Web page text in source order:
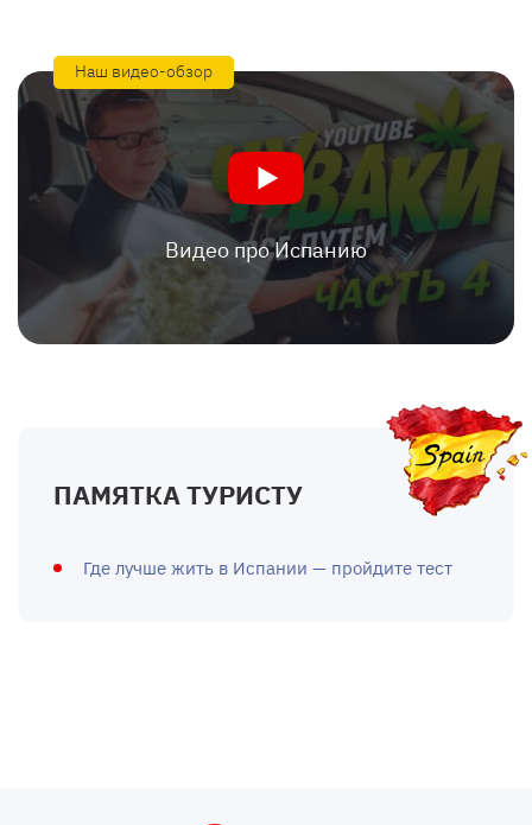
Наш видео-обзор
Видео про Испанию
ПАМЯТКА ТУРИСТУ
Где лучше жить в Испании — пройдите тест